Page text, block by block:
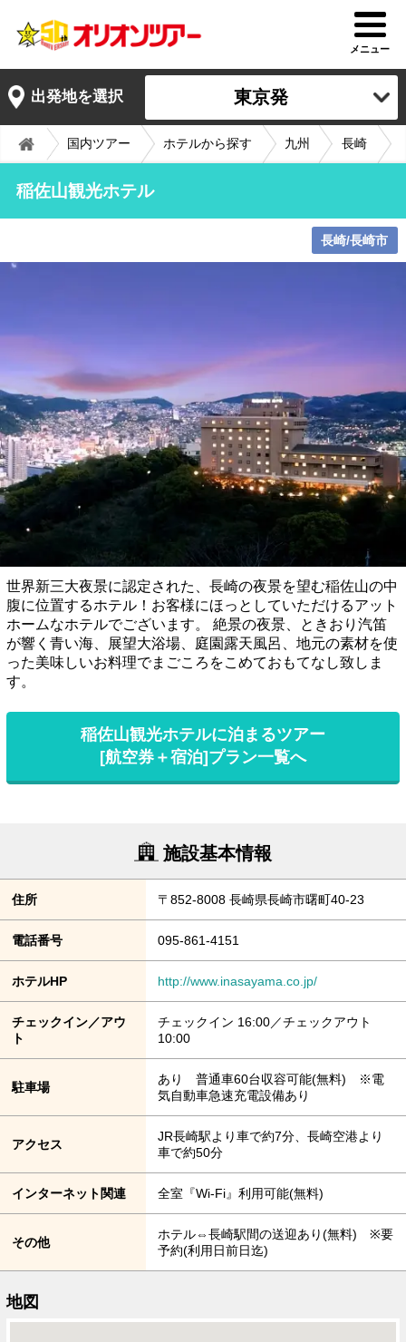
メニュー
出発地を選択 東京発
国内ツアー ホテルから探す 九州 長崎
稲佐山観光ホテル
長崎/長崎市
世界新三大夜景に認定された、長崎の夜景を望む稲佐山の中
腹に位置するホテル！お客様にほっとしていただけるアット
ホームなホテルでございます。 絶景の夜景、ときおり汽笛
が響く青い海、展望大浴場、庭園露天風呂、地元の素材を使
った美味しいお料理でまごころをこめておもてなし致しま
す。
稲佐山観光ホテルに泊まるツアー
[航空券＋宿泊]プラン一覧へ
施設基本情報
住所 〒852-8008 長崎県長崎市曙町40-23
電話番号 095-861-4151
ホテルHP http://www.inasayama.co.jp/
チェックイン／アウ
ト
チェックイン 16:00／チェックアウト
10:00
駐車場
あり 普通車60台収容可能(無料) ※電
気自動車急速充電設備あり
アクセス
JR長崎駅より車で約7分、長崎空港より
車で約50分
インターネット関連 全室『Wi-Fi』利用可能(無料)
その他
ホテル⇔長崎駅間の送迎あり(無料) ※要
予約(利用日前日迄)
地図